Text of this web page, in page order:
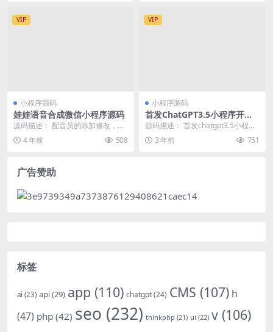
VIP
小程序源码
娃娃语音合成微信小程序源码
源码描述： 配音员的添加修改，设
置推荐，设置配音员的试听文字。
首页轮播图支持。...
4 年前 508
VIP
小程序源码
首发ChatGPT3.5小程序开源v
ue！
源码描述： 首发chatgpt3.5小程序
开源Vue！这一版本ui比较好看 回
复...3 年前 751
广告赞助
标签
ai (23) api(29) app (110) chatgpt(24) CMS (107) h
(47) php (42) seo (232) thinkphp (21) ui (22) v (106)